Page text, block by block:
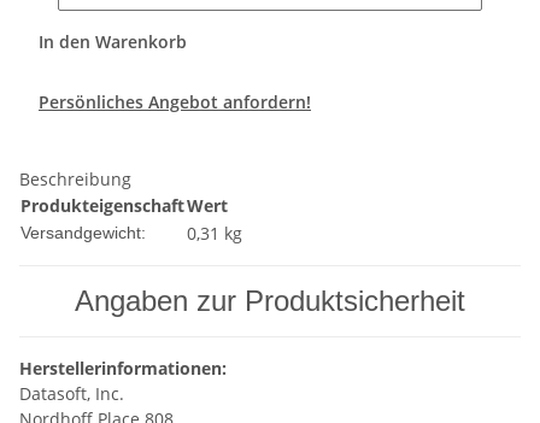
In den Warenkorb
Persönliches Angebot anfordern!
Beschreibung
ProdukteigenschaftWert
Versandgewicht: 0,31 kg
Angaben zur Produktsicherheit
Herstellerinformationen:
Datasoft, Inc.